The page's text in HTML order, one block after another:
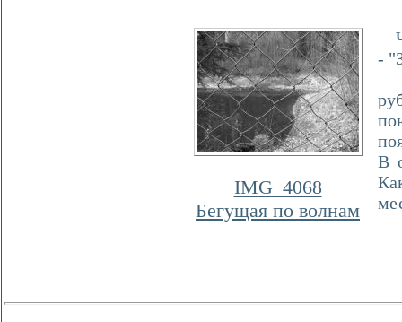
IMG_4068
Бегущая по волнам
-
В